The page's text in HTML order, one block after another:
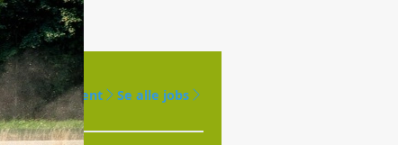
Opret agent Se alle jobs